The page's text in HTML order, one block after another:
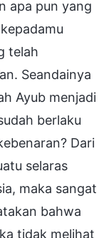
apa pun yang
telah
Seandainya
Ayub menjadi
berlaku
Dari
selaras
maka sangat
bahwa
tidak melihat